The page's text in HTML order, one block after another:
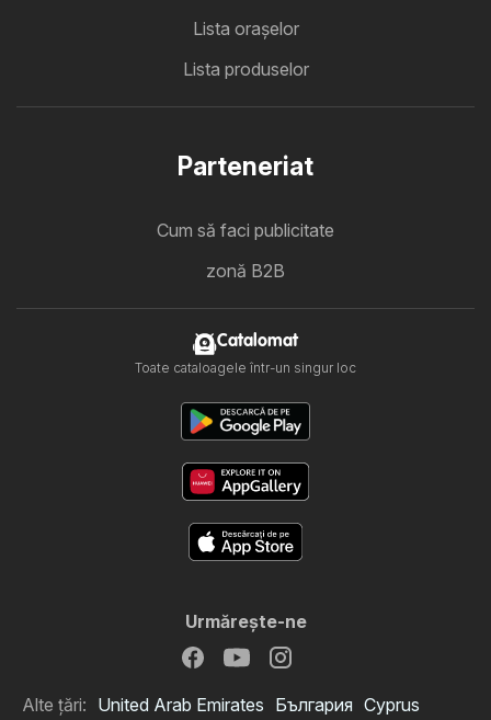
Lista oraşelor
Lista produselor
Parteneriat
Cum să faci publicitate
zonă B2B
Catalomat
Toate cataloagele într-un singur loc
Urmăreşte-ne
Alte țări: United Arab Emirates България Cyprus